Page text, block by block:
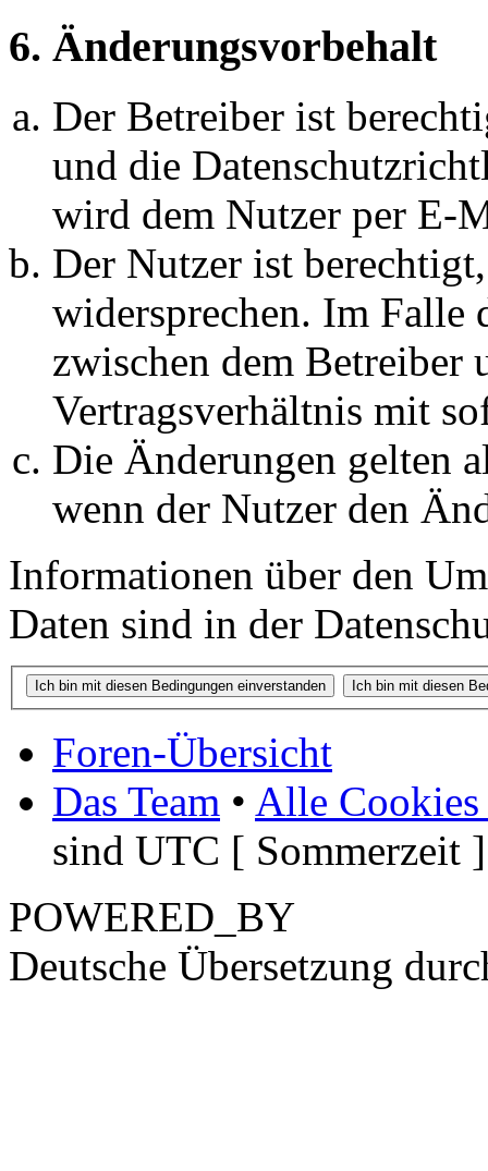
6. Änderungsvorbehalt
Der Betreiber ist
und die
wird dem Nutzer per E-
Der Nutzer ist
widersprechen. Im Falle
zwischen dem Betreiber
Vertragsverhältnis mit
Die Änderungen gelten
wenn der Nutzer den
Informationen über den
Daten sind in der
Foren-Übersicht
Das Team • Alle Cookies
sind UTC [ Sommerzeit ]
POWERED_BY
Deutsche Übersetzung